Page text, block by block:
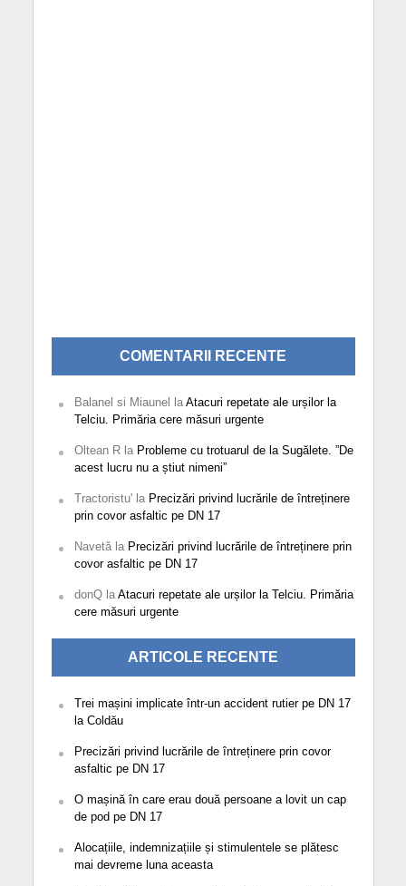
COMENTARII RECENTE
Balanel si Miaunel la Atacuri repetate ale urșilor la
Telciu. Primăria cere măsuri urgente
Oltean Rla Probleme cu trotuarul de la Sugălete. ”De
acest lucru nu a știut nimeni”
Tractoristu'la Precizări privind lucrările de întreținere
prin covor asfaltic pe DN 17
Navetăla Precizări privind lucrările de întreținere prin
covor asfaltic pe DN 17
donQla Atacuri repetate ale urșilor la Telciu. Primăria
cere măsuri urgente
ARTICOLE RECENTE
Trei mașini implicate într-un accident rutier pe DN 17
la Coldău
Precizări privind lucrările de întreținere prin covor
asfaltic pe DN 17
O mașină în care erau două persoane a lovit un cap
de pod pe DN 17
Alocațiile, indemnizațiile și stimulentele se plătesc
mai devreme luna aceasta